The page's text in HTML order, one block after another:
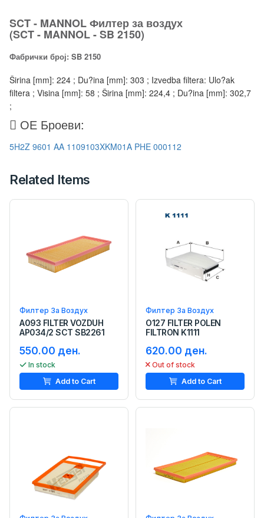
SCT - MANNOL Филтер за воздух
(SCT - MANNOL - SB 2150)
Фабрички број: SB 2150
Širina [mm]: 224 ; Du?ina [mm]: 303 ; Izvedba filtera: Ulo?ak
filtera ; Visina [mm]: 58 ; Širina [mm]: 224,4 ; Du?ina [mm]: 302,7
;
ОЕ Броеви:
5H2Z 9601 AA 1109103XKM01A PHE 000112
Related Items
Филтер За Воздух
A093 FILTER VOZDUH
AP034/2 SCT SB2261
550.00 ден.
In stock
Add to Cart
Филтер За Воздух
O127 FILTER POLEN
FILTRON K1111
620.00 ден.
Out of stock
Add to Cart